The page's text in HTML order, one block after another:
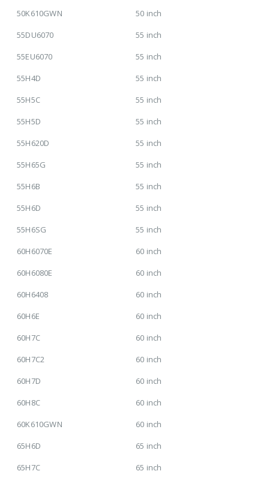
50K610GWN
50 inch
55DU6070
55 inch
55EU6070
55 inch
55H4D
55 inch
55H5C
55 inch
55H5D
55 inch
55H620D
55 inch
55H65G
55 inch
55H6B
55 inch
55H6D
55 inch
55H6SG
55 inch
60H6070E
60 inch
60H6080E
60 inch
60H6408
60 inch
60H6E
60 inch
60H7C
60 inch
60H7C2
60 inch
60H7D
60 inch
60H8C
60 inch
60K610GWN
60 inch
65H6D
65 inch
65H7C
65 inch